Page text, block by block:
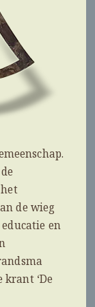
de wieg
en
‘De